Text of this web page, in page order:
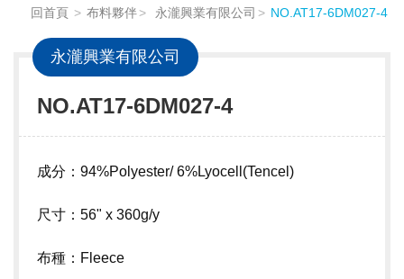
回首頁 布料夥伴 永瀧興業有限公司 NO.AT17-6DM027-4
永瀧興業有限公司
NO.AT17-6DM027-4
成分：94%Polyester/ 6%Lyocell(Tencel)
尺寸：56" x 360g/y
布種：Fleece